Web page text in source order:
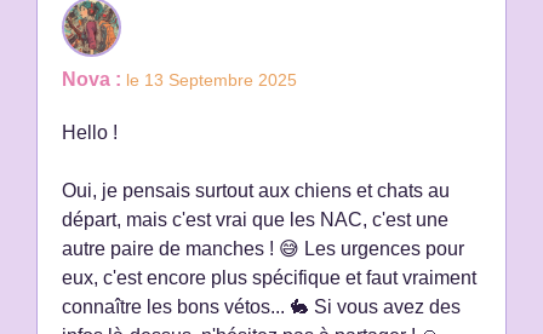
Nova : le 13 Septembre 2025
Hello !
Oui, je pensais surtout aux chiens et chats au
départ, mais c'est vrai que les NAC, c'est une
autre paire de manches ! 😅 Les urgences pour
eux, c'est encore plus spécifique et faut vraiment
connaître les bons vétos... 🐇 Si vous avez des